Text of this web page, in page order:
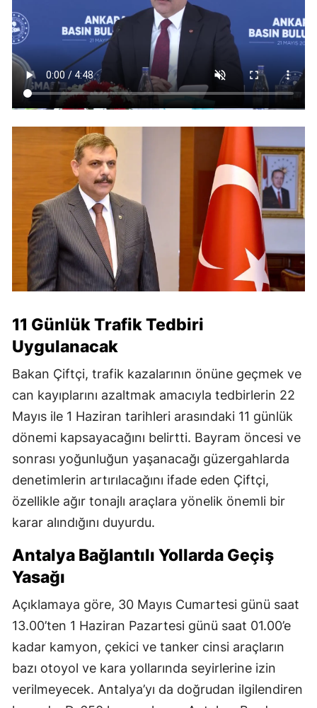
11 Günlük Trafik Tedbiri
Uygulanacak
Bakan Çiftçi, trafik kazalarının önüne geçmek ve
can kayıplarını azaltmak amacıyla tedbirlerin 22
Mayıs ile 1 Haziran tarihleri arasındaki 11 günlük
dönemi kapsayacağını belirtti. Bayram öncesi ve
sonrası yoğunluğun yaşanacağı güzergahlarda
denetimlerin artırılacağını ifade eden Çiftçi,
özellikle ağır tonajlı araçlara yönelik önemli bir
karar alındığını duyurdu.
Antalya Bağlantılı Yollarda Geçiş
Yasağı
Açıklamaya göre, 30 Mayıs Cumartesi günü saat
13.00’ten 1 Haziran Pazartesi günü saat 01.00’e
kadar kamyon, çekici ve tanker cinsi araçların
bazı otoyol ve kara yollarında seyirlerine izin
verilmeyecek. Antalya’yı da doğrudan ilgilendiren